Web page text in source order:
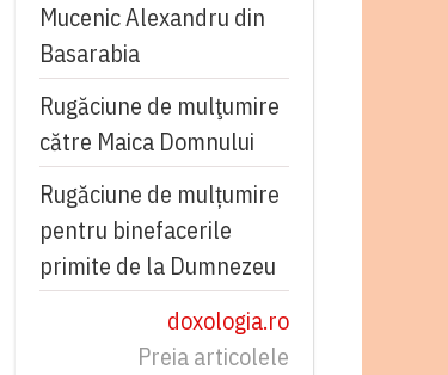
Mucenic Alexandru din
Basarabia
Rugăciune de mulţumire
către Maica Domnului
Rugăciune de mulțumire
pentru binefacerile
primite de la Dumnezeu
doxologia.ro
Preia articolele